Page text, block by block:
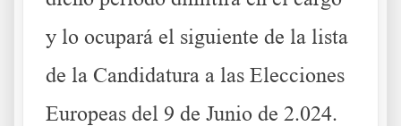
y lo ocupará el siguiente de la lista
de la Candidatura a las Elecciones
Europeas del 9 de Junio de 2.024.